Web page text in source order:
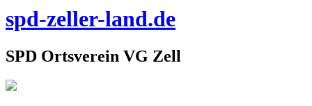
spd-zeller-land.de
SPD Ortsverein VG Zell